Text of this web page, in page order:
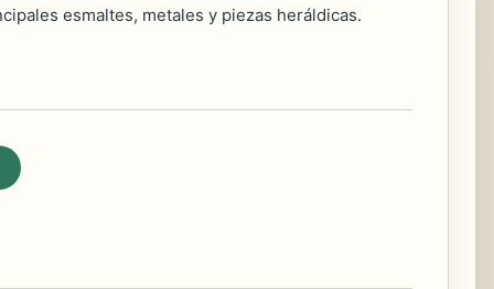
esmaltes, metales y piezas heráldicas.